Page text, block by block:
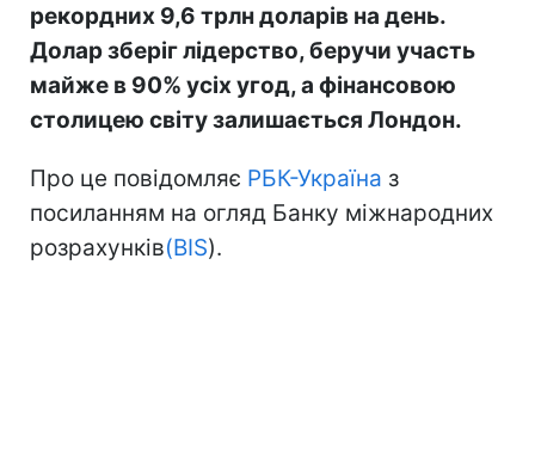
рекордних 9,6 трлн доларів на день.
Долар зберіг лідерство, беручи участь
майже в 90% усіх угод, а фінансовою
столицею світу залишається Лондон.
Про це повідомляє РБК-Україна з
посиланням на огляд Банку міжнародних
розрахунків(BIS).